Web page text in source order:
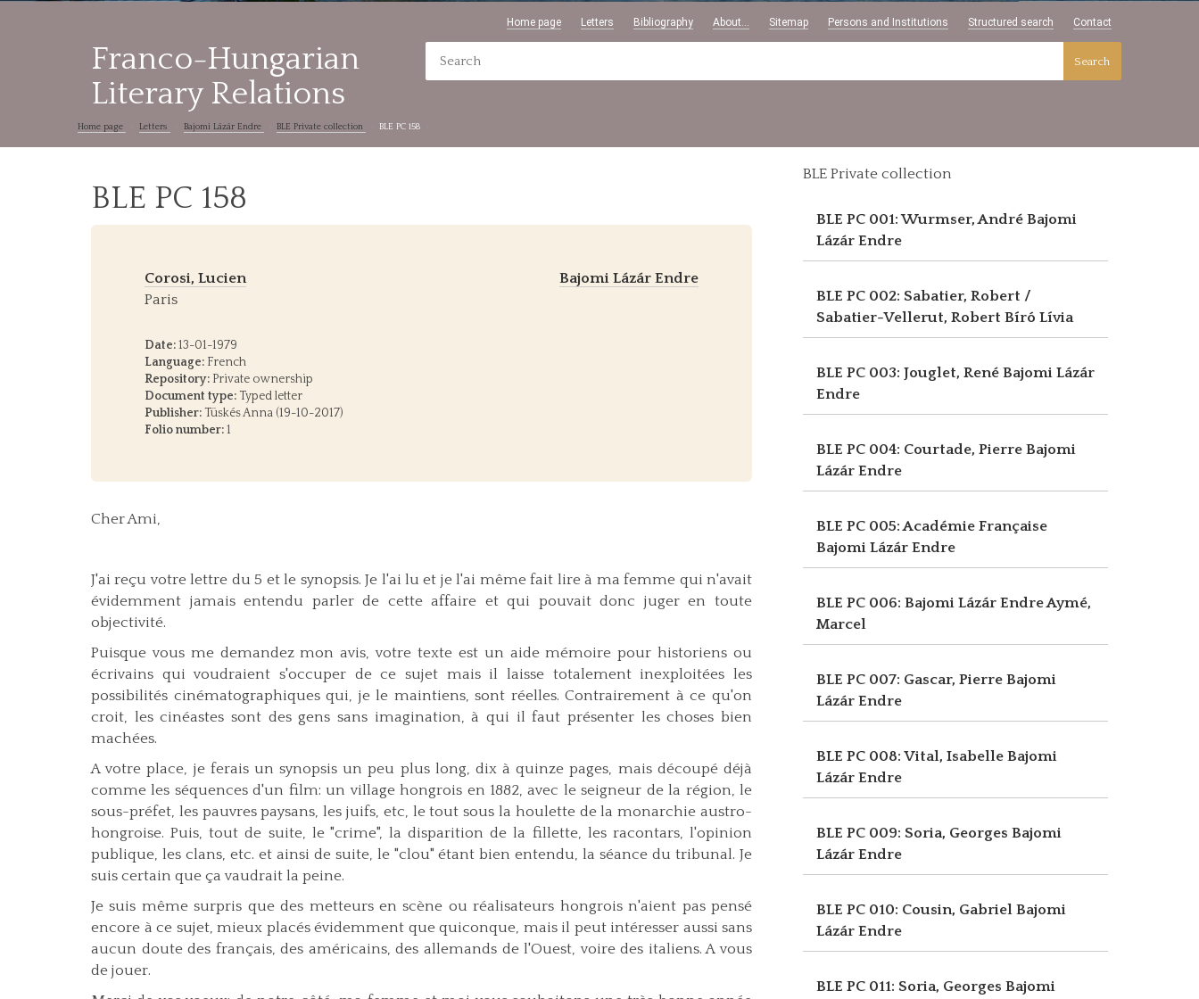
Home page Letters Bibliography About... Sitemap Persons and Institutions Structured search Contact
Franco-Hungarian
Literary Relations
Search
Home page Letters Bajomi Lázár Endre BLE Private collection BLE PC 158
BLE PC 158
Corosi, Lucien
Bajomi Lázár Endre
Paris
Date:13-01-1979
Language: French
Repository: Private ownership
Document type: Typed letter
Publisher: Tüskés Anna (19-10-2017)
Folio number:1
Cher Ami,
J'ai reçu votre lettre du 5 et le synopsis. Je l'ai lu et je l'ai même fait lire à ma femme qui n'avait
évidemment jamais entendu parler de cette affaire et qui pouvait donc juger en toute
objectivité.
Puisque vous me demandez mon avis, votre texte est un aide mémoire pour historiens ou
écrivains qui voudraient s'occuper de ce sujet mais il laisse totalement inexploitées les
possibilités cinématographiques qui, je le maintiens, sont réelles. Contrairement à ce qu'on
croit, les cinéastes sont des gens sans imagination, à qui il faut présenter les choses bien
machées.
A votre place, je ferais un synopsis un peu plus long, dix à quinze pages, mais découpé déjà
comme les séquences d'un film: un village hongrois en 1882, avec le seigneur de la région, le
sous-préfet, les pauvres paysans, les juifs, etc, le tout sous la houlette de la monarchie austro-
hongroise. Puis, tout de suite, le "crime", la disparition de la fillette, les racontars, l'opinion
publique, les clans, etc. et ainsi de suite, le "clou" étant bien entendu, la séance du tribunal. Je
suis certain que ça vaudrait la peine.
Je suis même surpris que des metteurs en scène ou réalisateurs hongrois n'aient pas pensé
encore à ce sujet, mieux placés évidemment que quiconque, mais il peut intéresser aussi sans
aucun doute des français, des américains, des allemands de l'Ouest, voire des italiens. A vous
de jouer.
BLE Private collection
BLE PC 001: Wurmser, André Bajomi
Lázár Endre
BLE PC 002: Sabatier, Robert /
Sabatier-Vellerut, Robert Bíró Lívia
BLE PC 003: Jouglet, René Bajomi Lázár
Endre
BLE PC 004: Courtade, Pierre Bajomi
Lázár Endre
BLE PC 005: Académie Française
Bajomi Lázár Endre
BLE PC 006: Bajomi Lázár EndreAymé,
Marcel
BLE PC 007: Gascar, Pierre Bajomi
Lázár Endre
BLE PC 008: Vital, Isabelle Bajomi
Lázár Endre
BLE PC 009: Soria, Georges Bajomi
Lázár Endre
BLE PC 010: Cousin, Gabriel Bajomi
Lázár Endre
BLE PC 011: Soria, Georges Bajomi